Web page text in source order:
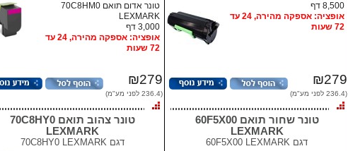
8,500 דף
אופציה: אספקה מהירה, 24 עד
72 שעות
טונר אדום תואם 70C8HM0
LEXMARK
3,000 דף
אופציה: אספקה מהירה, 24 עד
72 שעות
₪279
(236.4 לפני מע"מ)
₪279
(236.4 לפני מע"מ)
טונר שחור תואם 60F5X00
LEXMARK
דגם 60F5X00 LEXMARK
טונר צהוב תואם 70C8HY0
LEXMARK
דגם70C8HY0 LEXMARK